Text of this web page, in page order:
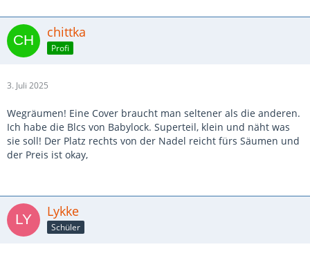
chittka
Profi
3. Juli 2025
Wegräumen! Eine Cover braucht man seltener als die anderen.
Ich habe die Blcs von Babylock. Superteil, klein und näht was
sie soll! Der Platz rechts von der Nadel reicht fürs Säumen und
der Preis ist okay,
Lykke
Schüler